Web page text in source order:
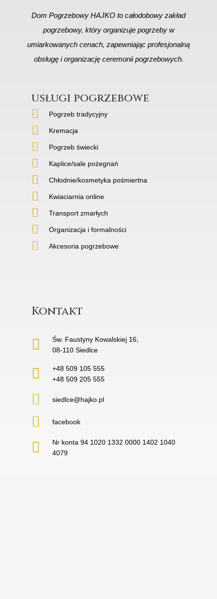
Dom Pogrzebowy HAJKO to całodobowy zakład
pogrzebowy, który organizuje pogrzeby w
umiarkowanych cenach, zapewniając profesjonalną
obsługę i organizację ceremonii pogrzebowych.
usługi pogrzebowe
Pogrzeb tradycyjny
Kremacja
Pogrzeb świecki
Kaplice/sale pożegnań
Chłodnie/kosmetyka pośmiertna
Kwiaciarnia online
Transport zmarłych
Organizacja i formalności
Akcesoria pogrzebowe
Kontakt
Św. Faustyny Kowalskiej 16,
08-110 Siedlce
+48 509 105 555
+48 509 205 555
siedlce@hajko.pl
facebook
Nr konta 94 1020 1332 0000 1402 1040
4079